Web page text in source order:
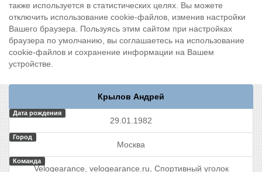
также используется в статистических целях. Вы можете
отключить использование cookie-файлов, изменив настройки
Вашего браузера. Пользуясь этим сайтом при настройках
браузера по умолчанию, вы соглашаетесь на использование
cookie-файлов и сохранение информации на Вашем
устройстве.
Крылов Андрей
Дата рождения
29.01.1982
Город
Москва
Команда
Velogearance, velogearance.ru, Спортивный уголок